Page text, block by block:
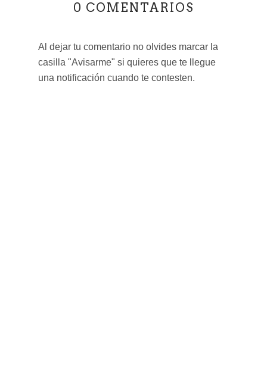
0 COMENTARIOS
Al dejar tu comentario no olvides marcar la
casilla "Avisarme" si quieres que te llegue
una notificación cuando te contesten.